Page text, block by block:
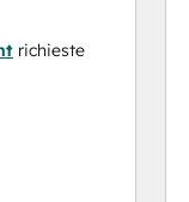
richieste